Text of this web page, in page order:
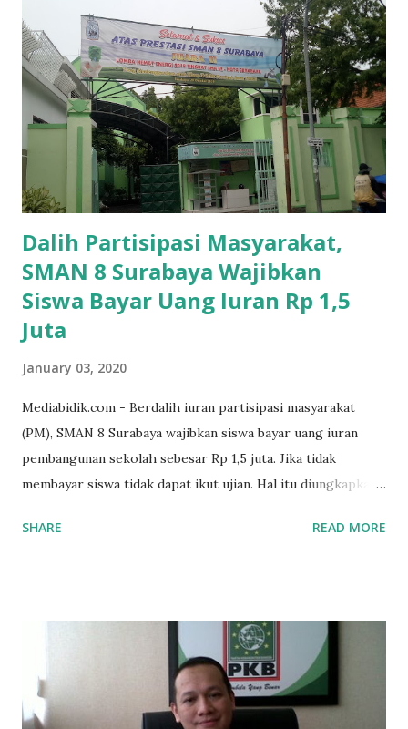
Dalih Partisipasi Masyarakat,
SMAN 8 Surabaya Wajibkan
Siswa Bayar Uang Iuran Rp 1,5
Juta
January 03, 2020
Mediabidik.com - Berdalih iuran partisipasi masyarakat
(PM), SMAN 8 Surabaya wajibkan siswa bayar uang iuran
pembangunan sekolah sebesar Rp 1,5 juta. Jika tidak
membayar siswa tidak dapat ikut ujian. Hal itu diungkapkan
SMAN 8 Jalan Iskandar Muda Surabaya mengatakan, ada
Mujib menambahkan, akhirnya terpaksa ortu nya pinjam
uang tetangga 500 ribu, agar anaknya bisa ikut ujian.
"Kasihan dia sudah tidak punya ayah, ibunya saudara saya,
kerja sebagai pembantu rumah tangga. Tolong dibantu mas,
SHARE READ MORE